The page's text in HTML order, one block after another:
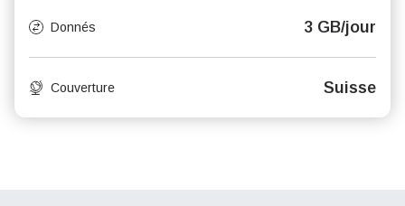
Donnés 3 GB/jour
Couverture Suisse